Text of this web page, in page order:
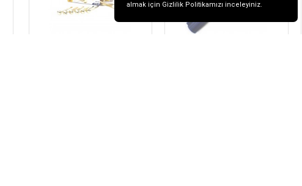
almak için Gizlilik Politikamızı inceleyiniz.